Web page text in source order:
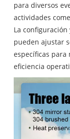
para diversos
actividades
La
pueden ajustar
específicas para
eficiencia